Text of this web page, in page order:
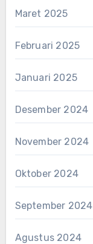
Maret 2025
Februari 2025
Januari 2025
Desember 2024
November 2024
Oktober 2024
September 2024
Agustus 2024